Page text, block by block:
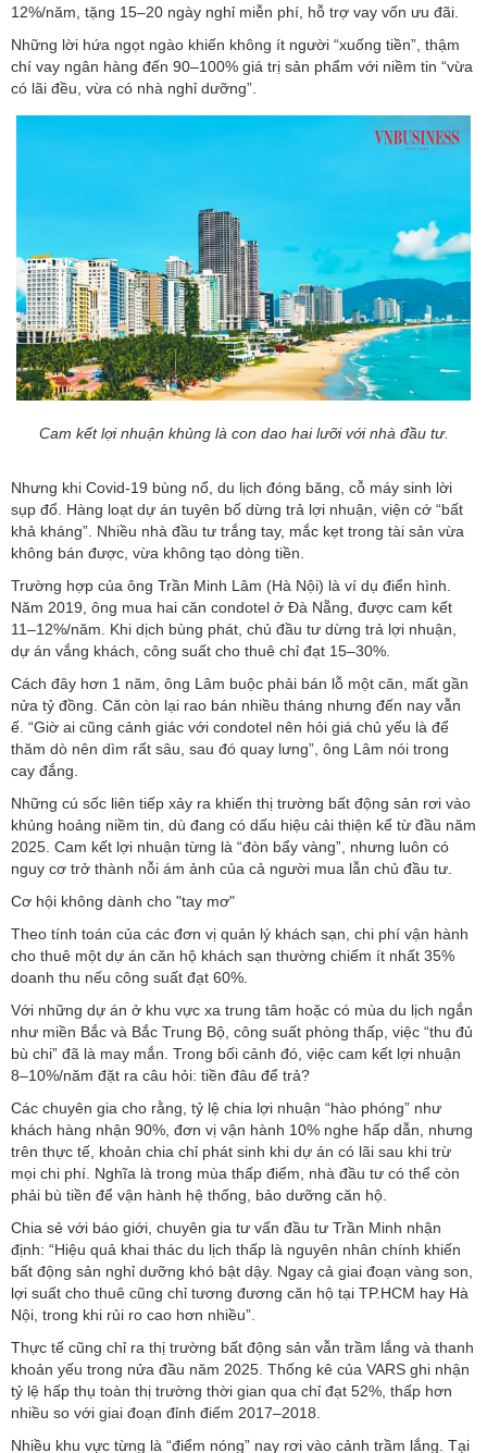
12%/năm, tặng 15–20 ngày nghỉ miễn phí, hỗ trợ vay vốn ưu đãi.
Những lời hứa ngọt ngào khiến không ít người “xuống tiền”, thậm
chí vay ngân hàng đến 90–100% giá trị sản phẩm với niềm tin “vừa
có lãi đều, vừa có nhà nghỉ dưỡng”.
Cam kết lợi nhuận khủng là con dao hai lưỡi với nhà đầu tư.
Nhưng khi Covid-19 bùng nổ, du lịch đóng băng, cỗ máy sinh lời
sụp đổ. Hàng loạt dự án tuyên bố dừng trả lợi nhuận, viện cớ “bất
khả kháng”. Nhiều nhà đầu tư trắng tay, mắc kẹt trong tài sản vừa
không bán được, vừa không tạo dòng tiền.
Trường hợp của ông Trần Minh Lâm (Hà Nội) là ví dụ điển hình.
Năm 2019, ông mua hai căn condotel ở Đà Nẵng, được cam kết
11–12%/năm. Khi dịch bùng phát, chủ đầu tư dừng trả lợi nhuận,
dự án vắng khách, công suất cho thuê chỉ đạt 15–30%.
Cách đây hơn 1 năm, ông Lâm buộc phải bán lỗ một căn, mất gần
nửa tỷ đồng. Căn còn lại rao bán nhiều tháng nhưng đến nay vẫn
ế. “Giờ ai cũng cảnh giác với condotel nên hỏi giá chủ yếu là để
thăm dò nên dìm rất sâu, sau đó quay lưng”, ông Lâm nói trong
cay đắng.
Những cú sốc liên tiếp xảy ra khiến thị trường bất động sản rơi vào
khủng hoảng niềm tin, dù đang có dấu hiệu cải thiện kể từ đầu năm
2025. Cam kết lợi nhuận từng là “đòn bẩy vàng”, nhưng luôn có
nguy cơ trở thành nỗi ám ảnh của cả người mua lẫn chủ đầu tư.
Cơ hội không dành cho "tay mơ"
Theo tính toán của các đơn vị quản lý khách sạn, chi phí vận hành
cho thuê một dự án căn hộ khách sạn thường chiếm ít nhất 35%
doanh thu nếu công suất đạt 60%.
Với những dự án ở khu vực xa trung tâm hoặc có mùa du lịch ngắn
như miền Bắc và Bắc Trung Bộ, công suất phòng thấp, việc “thu đủ
bù chi” đã là may mắn. Trong bối cảnh đó, việc cam kết lợi nhuận
8–10%/năm đặt ra câu hỏi: tiền đâu để trả?
Các chuyên gia cho rằng, tỷ lệ chia lợi nhuận “hào phóng” như
khách hàng nhận 90%, đơn vị vận hành 10% nghe hấp dẫn, nhưng
trên thực tế, khoản chia chỉ phát sinh khi dự án có lãi sau khi trừ
mọi chi phí. Nghĩa là trong mùa thấp điểm, nhà đầu tư có thể còn
phải bù tiền để vận hành hệ thống, bảo dưỡng căn hộ.
Chia sẻ với báo giới, chuyên gia tư vấn đầu tư Trần Minh nhận
định: “Hiệu quả khai thác du lịch thấp là nguyên nhân chính khiến
bất động sản nghỉ dưỡng khó bật dậy. Ngay cả giai đoạn vàng son,
lợi suất cho thuê cũng chỉ tương đương căn hộ tại TP.HCM hay Hà
Nội, trong khi rủi ro cao hơn nhiều”.
Thực tế cũng chỉ ra thị trường bất động sản vẫn trầm lắng và thanh
khoản yếu trong nửa đầu năm 2025. Thống kê của VARS ghi nhận
tỷ lệ hấp thụ toàn thị trường thời gian qua chỉ đạt 52%, thấp hơn
nhiều so với giai đoạn đỉnh điểm 2017–2018.
Nhiều khu vực từng là “điểm nóng” nay rơi vào cảnh trầm lắng. Tại